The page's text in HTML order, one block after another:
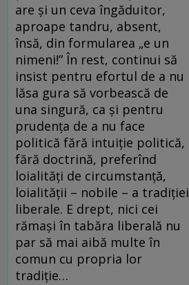
are şi un ceva îngăduitor,
aproape tandru, absent,
însă, din formularea „e un
nimeni!” În rest, continui să
insist pentru efortul de a nu
lăsa gura să vorbească de
una singură, ca şi pentru
prudenţa de a nu face
politică fără intuiţie politică,
fără doctrină, preferînd
loialităţi de circumstanţă,
loialităţii – nobile – a tradiţiei
liberale. E drept, nici cei
rămaşi în tabăra liberală nu
par să mai aibă multe în
comun cu propria lor
tradiţie…